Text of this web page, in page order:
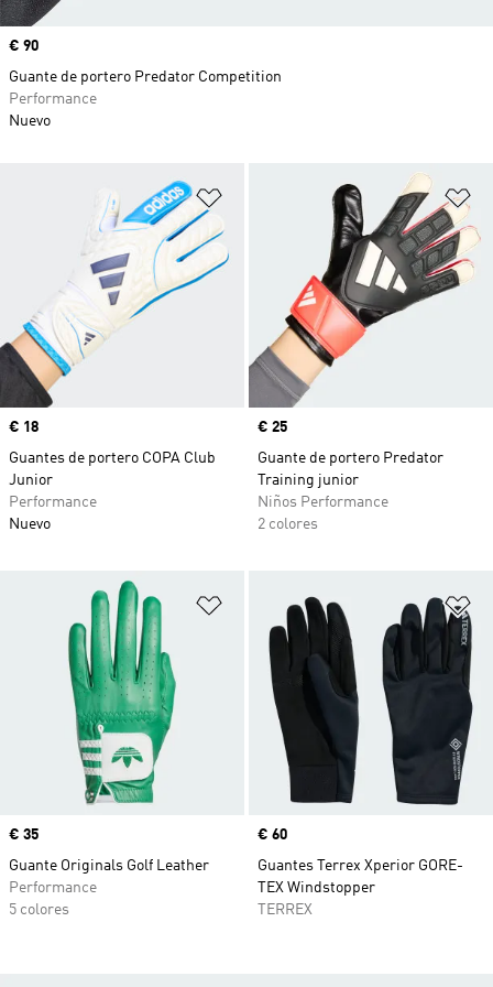
Añadir a la lista de deseos
Precio
€ 18
Guantes de portero COPA Club
Junior
Performance
Nuevo
Precio
€ 25
Guante de portero Predator
Training junior
Niños Performance
2 colores
Añadir a la lista de deseos
Precio
€ 35
Guante Originals Golf Leather
Performance
5 colores
Precio
€ 60
Guantes Terrex Xperior GORE-
TEX Windstopper
TERREX
Precio
€ 90
Guante de portero Predator Competition
Performance
Nuevo